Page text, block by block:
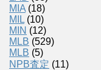
MIA (18)
MIL (10)
MIN (12)
MLB (529)
MLB (5)
NPB査定 (11)